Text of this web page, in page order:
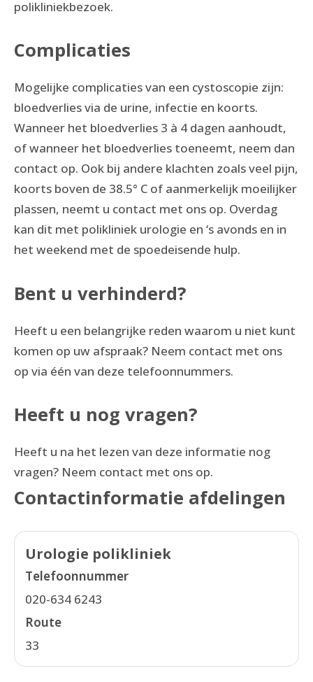
polikliniekbezoek.
Complicaties
Mogelijke complicaties van een cystoscopie zijn:
bloedverlies via de urine, infectie en koorts.
Wanneer het bloedverlies 3 à 4 dagen aanhoudt,
of wanneer het bloedverlies toeneemt, neem dan
contact op. Ook bij andere klachten zoals veel pijn,
koorts boven de 38.5° C of aanmerkelijk moeilijker
plassen, neemt u contact met ons op. Overdag
kan dit met polikliniek urologie en ‘s avonds en in
het weekend met de spoedeisende hulp.
Bent u verhinderd?
Heeft u een belangrijke reden waarom u niet kunt
komen op uw afspraak? Neem contact met ons
op via één van deze telefoonnummers.
Heeft u nog vragen?
Heeft u na het lezen van deze informatie nog
vragen? Neem contact met ons op.
Contactinformatie afdelingen
Urologie polikliniek
Telefoonnummer
020-634 6243
Route
33